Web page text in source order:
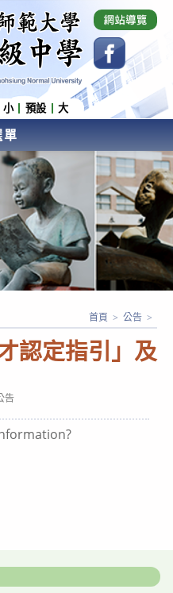
Affiliated Senior
Normal
小 預設 大
單
OF NATIONAL
UNIVERSITY
認定指引」及
首頁 > 公告 >
告